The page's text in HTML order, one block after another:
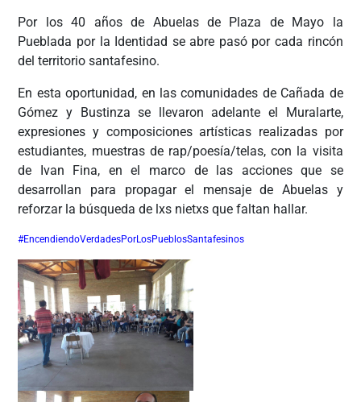
Por los 40 años de Abuelas de Plaza de Mayo la
Pueblada por la Identidad se abre pasó por cada rincón
del territorio santafesino.
En esta oportunidad, en las comunidades de Cañada de
Gómez y Bustinza se llevaron adelante el Muralarte,
expresiones y composiciones artísticas realizadas por
estudiantes, muestras de rap/poesía/telas, con la visita
de Ivan Fina, en el marco de las acciones que se
desarrollan para propagar el mensaje de Abuelas y
reforzar la búsqueda de lxs nietxs que faltan hallar.
#EncendiendoVerdadesPorLosPueblosSantafesinos